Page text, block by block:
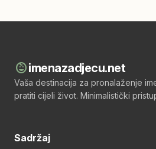
child_careimenazadjecu.net
Vaša destinacija za pronalaženje
pratiti cijeli život. Minimalistički
Sadržaj